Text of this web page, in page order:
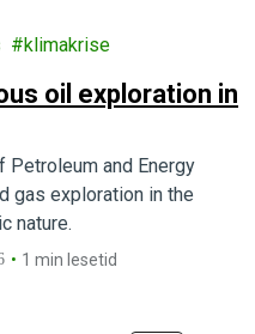
klimakrise
oil exploration in
Petroleum and Energy
gas exploration in the
nature.
1 min lesetid